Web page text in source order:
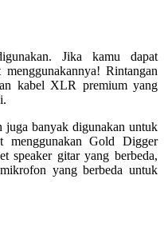
Jika kamu dapat
Rintangan
kabel XLR premium yang
banyak digunakan untuk
menggunakan Gold Digger
speaker gitar yang berbeda,
yang berbeda untuk